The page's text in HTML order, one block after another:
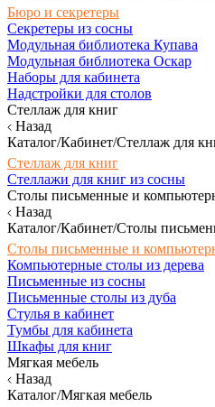
Бюро и секретеры
Секретеры из сосны
Модульная библиотека Купава
Модульная библиотека Оскар
Наборы для кабинета
Надстройки для столов
Стеллаж для книг
Назад
Каталог/Кабинет/Стеллаж для
Стеллаж для книг
Стеллажи для книг из сосны
Столы письменные и
Назад
Каталог/Кабинет/Столы
Столы письменные и
Компьютерные столы из дерева
Письменные из сосны
Письменные столы из дуба
Стулья в кабинет
Тумбы для кабинета
Шкафы для книг
Мягкая мебель
Назад
Каталог/Мягкая мебель